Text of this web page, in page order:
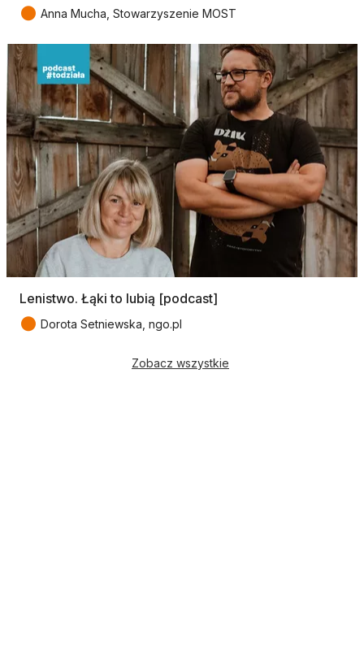
● Anna Mucha, Stowarzyszenie MOST
Lenistwo. Łąki to lubią [podcast]
● Dorota Setniewska, ngo.pl
Zobacz wszystkie